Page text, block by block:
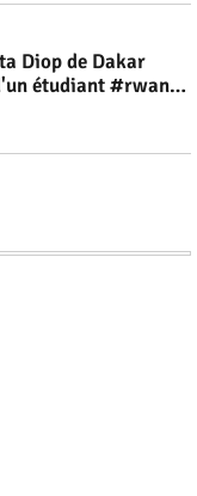
Diop de Dakar
étudiant #rwanda